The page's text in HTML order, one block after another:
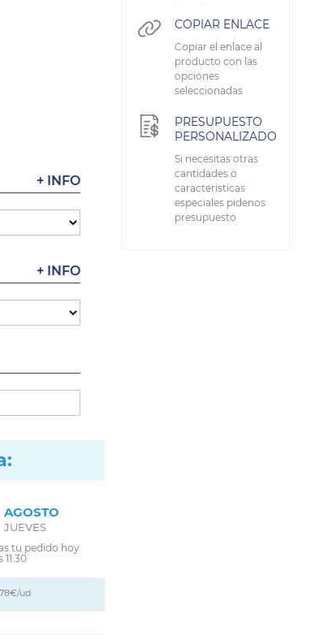
+ INFO
+ INFO
AGOSTO
JUEVES
tu pedido hoy
ud
COPIAR ENLACE
Copiar el enlace al
producto con las
opciones
seleccionadas
PRESUPUESTO
PERSONALIZADO
Si necesitas otras
cantidades o
caracteristicas
especiales pidenos
presupuesto